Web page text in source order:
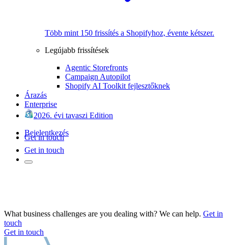
Több mint 150 frissítés a Shopifyhoz, évente kétszer.
Legújabb frissítések
Agentic Storefronts
Campaign Autopilot
Shopify AI Toolkit fejlesztőknek
Árazás
Enterprise
2026. évi tavaszi Edition
Bejelentkezés
Get in touch
Get in touch
What business challenges are you dealing with? We can help. Get in
touch
Get in touch